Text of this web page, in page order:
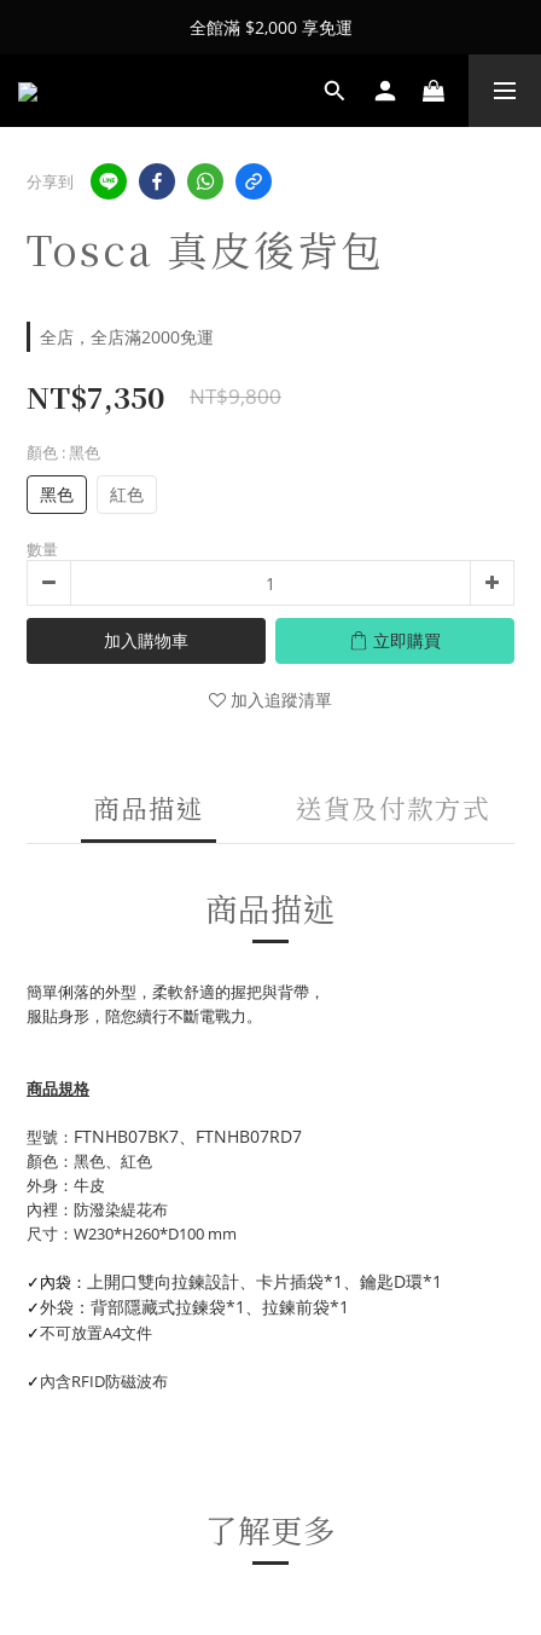
全館滿 $2,000 享免運
分享到
Tosca 真皮後背包
全店，全店滿2000免運
NT$7,350 NT$9,800
顏色 : 黑色
黑色 紅色
數量
加入購物車 立即購買
加入追蹤清單
商品描述 送貨及付款方式
商品描述
簡單俐落的外型，柔軟舒適的握把與背帶，
服貼身形，陪您續行不斷電戰力。
商品規格
型號： FTNHB07BK7、FTNHB07RD7
顏色：黑色、紅色
外身：牛皮
內裡：防潑染緹花布
尺寸：W230*H260*D100 mm
✓內袋： 上開口雙向拉鍊設計、卡片插袋*1、鑰匙D環*1
✓外袋：背部隱藏式拉鍊袋*1、拉鍊前袋*1
✓不可放置A4文件
✓ 內含RFID防磁波布
了解更多